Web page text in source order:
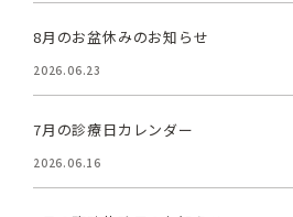
8月のお盆休みのお知らせ
2026.06.23
7月の診療日カレンダー
2026.06.16